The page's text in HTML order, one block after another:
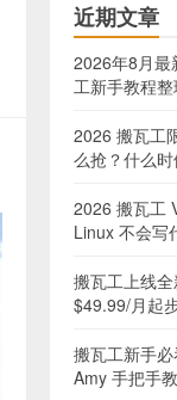
近期文章
2026年8月最
工新手教程整
2026 搬瓦工
么抢？什么时
2026 搬瓦工
Linux 不会写
搬瓦工上线
$49.99/月起
搬瓦工新手
Amy 手把手